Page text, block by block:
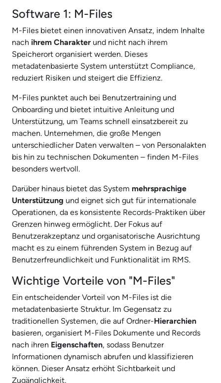
Software 1: M-Files
M-Files bietet einen innovativen Ansatz, indem Inhalte
nach ihrem Charakter und nicht nach ihrem
Speicherort organisiert werden. Dieses
metadatenbasierte System unterstützt Compliance,
reduziert Risiken und steigert die Effizienz.
M-Files punktet auch bei Benutzertraining und
Onboarding und bietet intuitive Anleitung und
Unterstützung, um Teams schnell einsatzbereit zu
machen. Unternehmen, die große Mengen
unterschiedlicher Daten verwalten – von Personalakten
bis hin zu technischen Dokumenten – finden M-Files
besonders wertvoll.
Darüber hinaus bietet das System mehrsprachige
Unterstützung und eignet sich gut für internationale
Operationen, da es konsistente Records-Praktiken über
Grenzen hinweg ermöglicht. Der Fokus auf
Benutzerakzeptanz und organisatorische Ausrichtung
macht es zu einem führenden System in Bezug auf
Benutzerfreundlichkeit und Funktionalität im RMS.
Wichtige Vorteile von "M-Files"
Ein entscheidender Vorteil von M-Files ist die
metadatenbasierte Struktur. Im Gegensatz zu
traditionellen Systemen, die auf Ordner-Hierarchien
basieren, organisiert M-Files Dokumente und Records
nach ihren Eigenschaften, sodass Benutzer
Informationen dynamisch abrufen und klassifizieren
können. Dieser Ansatz erhöht Sichtbarkeit und
Zugänglichkeit.